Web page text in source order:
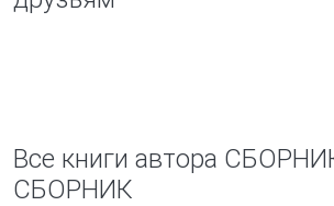
Все книги автора
СБОРНИК